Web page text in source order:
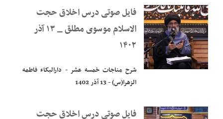
فایل صوتی درس اخلاق حجت
الاسلام موسوی مطلق _ ۱۳ آذر
۱۴۰۲
شرح مناجات خمسه عشر - دارالبکاء فاطمه
فایل صوتی درس اخلاق حجت